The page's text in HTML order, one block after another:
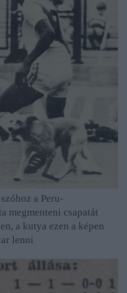
a Peru-
megmenteni csapatát
a kutya ezen a képen
lenni